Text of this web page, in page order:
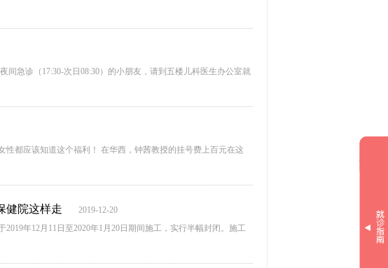
急诊（17:30-次日08:30）的小朋友，请到五楼儿科医生办公室就
都应该知道这个福利！ 在华西，钟茜教授的挂号费上百元在这
健院这样走
2019-12-20
年12月11日至2020年1月20日期间施工，实行半幅封闭。施工